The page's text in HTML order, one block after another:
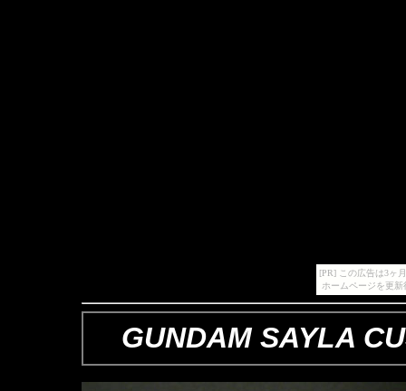
[PR] この広告は3ヶ
ホームページを更
GUNDAM SAYLA